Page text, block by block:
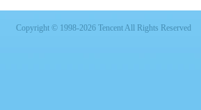
Copyright © 1998-2026 Tencent All Rights Reserved